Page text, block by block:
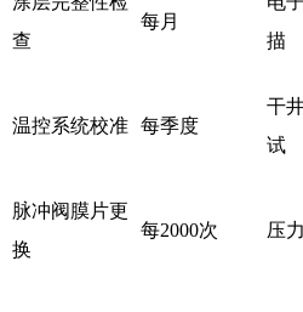
查
每月
描
温控系统校准 每季度
干
试
脉冲阀膜片更
换
每2000次 压